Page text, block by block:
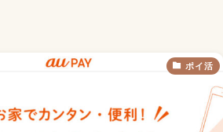
ポイ活